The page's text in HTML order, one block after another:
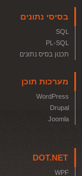
בסיסי נתונים
SQL
PL-SQL
תכנון בסיס נתונים
מערכות תוכן
WordPress
Drupal
Joomla
DOT.NET
WPF